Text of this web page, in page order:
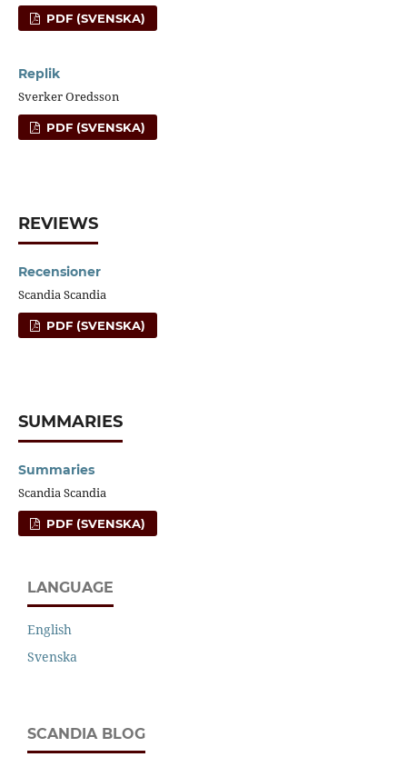
PDF (SVENSKA)
Replik
Sverker Oredsson
PDF (SVENSKA)
REVIEWS
Recensioner
Scandia Scandia
PDF (SVENSKA)
SUMMARIES
Summaries
Scandia Scandia
PDF (SVENSKA)
LANGUAGE
English
Svenska
SCANDIA BLOG